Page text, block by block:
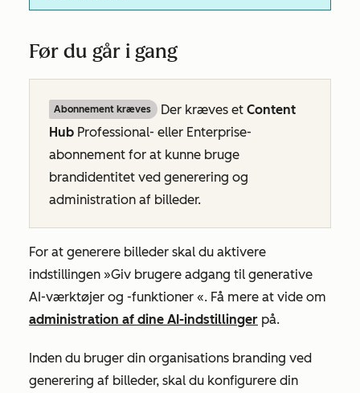
Før du går i gang
Abonnement kræves Der kræves et Content
Hub Professional- eller Enterprise-
abonnement for at kunne bruge
brandidentitet ved generering og
administration af billeder.
For at generere billeder skal du aktivere
indstillingen »Giv brugere adgang til generative
AI-værktøjer og -funktioner «. Få mere at vide om
administration af dine AI-indstillinger på.
Inden du bruger din organisations branding ved
generering af billeder, skal du konfigurere din